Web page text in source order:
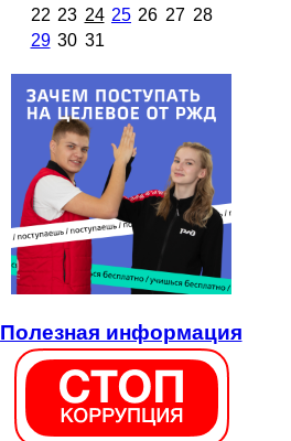
22 23 24 25 26 27 28
29 30 31
Полезная информация